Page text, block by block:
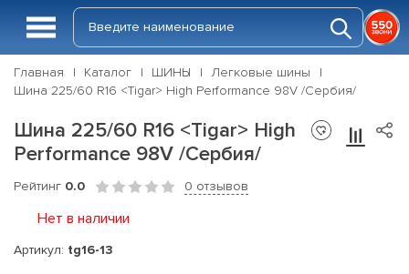
Главная Каталог ШИНЫ
Легковые шины
Шина 225/60 R16 <Tigar> High Performance 98V /Сербия/
Шина 225/60 R16 <Tigar> High
Performance 98V /Сербия/
Рейтинг 0.0 0 отзывов
Нет в наличии
Артикул: tg16-13